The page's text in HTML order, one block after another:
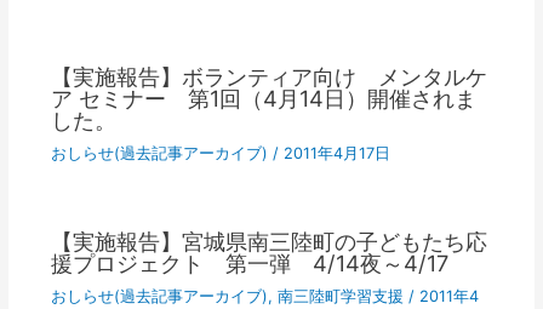
【実施報告】ボランティア向け メンタルケ
ア セミナー 第1回（4月14日）開催されま
した。
おしらせ(過去記事アーカイブ) / 2011年4月17日
【実施報告】宮城県南三陸町の子どもたち応
援プロジェクト 第一弾 4/14夜～4/17
おしらせ(過去記事アーカイブ), 南三陸町学習支援 / 2011年4